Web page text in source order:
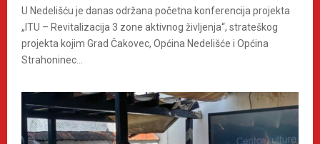
U Nedelišću je danas održana početna konferencija projekta
„ITU – Revitalizacija 3 zone aktivnog življenja“, strateškog
projekta kojim Grad Čakovec, Općina Nedelišće i Općina
Strahoninec...